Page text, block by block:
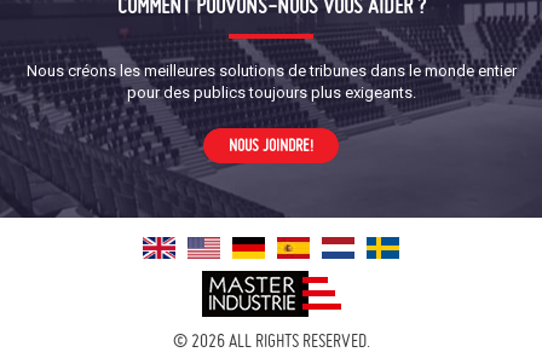
COMMENT POUVONS-NOUS VOUS AIDER ?
Nous créons les meilleures solutions de tribunes dans le monde entier
pour des publics toujours plus exigeants.
NOUS JOINDRE!
© 2026 ALL RIGHTS RESERVED.